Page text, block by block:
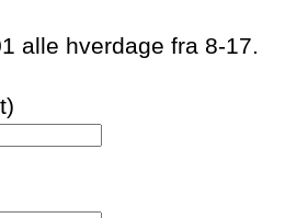
alle hverdage fra 8-17.